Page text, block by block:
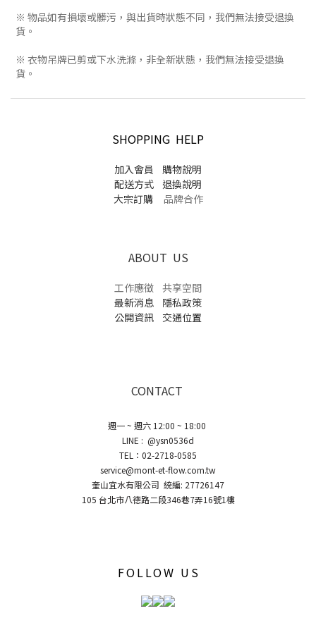
※ 物品如有損壞或髒污，與出貨時狀態不同，我們無法接受退換
貨。
※ 衣物吊牌已剪或下水洗滌，非全新狀態，我們無法接受退換
貨。
SHOPPING HELP
加入會員
購物說明
配送方式
退換說明
大宗訂購品牌合作
ABOUT US
工作應徵 共享空間
最新消息
隱私政策
公開資訊
交通位置
CONTACT
週一 ~ 週六 12:00 ~ 18:00
LINE : @ysn0536d
TEL：02-2718-0585
service@mont-et-flow.com.tw
奎山宜水有限公司 統編: 27726147
105 台北市八德路二段346巷7弄16號1樓
FOLLOW US